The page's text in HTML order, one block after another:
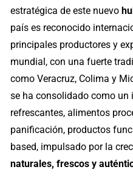
estratégica de este nuevo
país es reconocido
principales productores y
mundial, con una fuerte
como Veracruz, Colima y
se ha consolidado como un
refrescantes, alimentos
panificación, productos
based, impulsado por la
naturales, frescos y